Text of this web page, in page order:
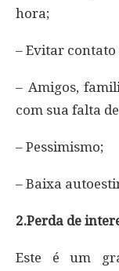
hora;
– Evitar contato
– Amigos,
com sua falta
– Pessimismo;
– Baixa
2.Perda de
Este é um